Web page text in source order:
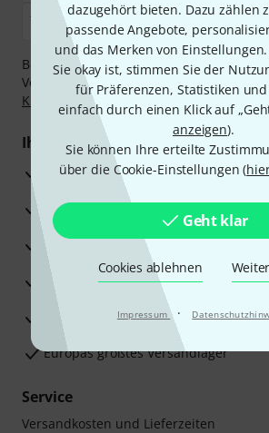
dazugehört bieten. Dazu zählen
passende Angebote,
und das Merken von
Sie okay ist, stimmen Sie der
für Präferenzen, Statistiken
einfach durch einen Klick auf
anzeigen).
Sie können Ihre erteilte
über die Cookie-Einstellungen (
Geht klar
Cookies ablehnen
Impressum ·
Bezahlen Sie vertraulich und sicher per
Vorkasse, PayPal, Amazon Pay, Klarna
Klarna Ratenzahlungoder Kreditkarte.
Ihre Vorteile
3 Jahre Thomann Garantie
30 Tage Money-Back-Garantie
Reparaturservice
Beratung durch Fachexperten
Zufriedenheitsgarantie
Europas größtes Versandlager
Service
Versandkosten und Lieferzeiten